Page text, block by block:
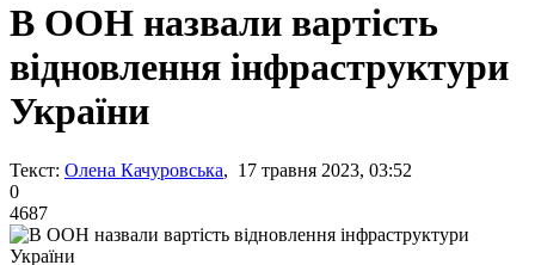
В ООН назвали вартість
відновлення інфраструктури
України
Текст: Олена Качуровська, 17 травня 2023, 03:52
0
4687